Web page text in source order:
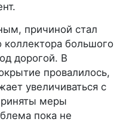
причиной стал
коллектора большого
дорогой. В
провалилось,
увеличиваться с
меры
пока не